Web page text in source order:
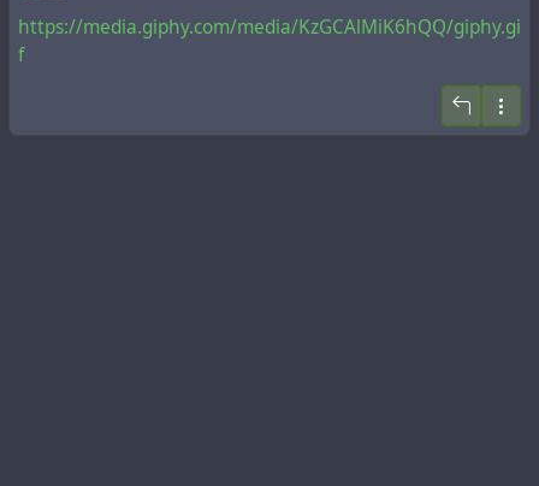
https://media.giphy.com/media/KzGCAlMiK6hQQ/giphy.gi
f